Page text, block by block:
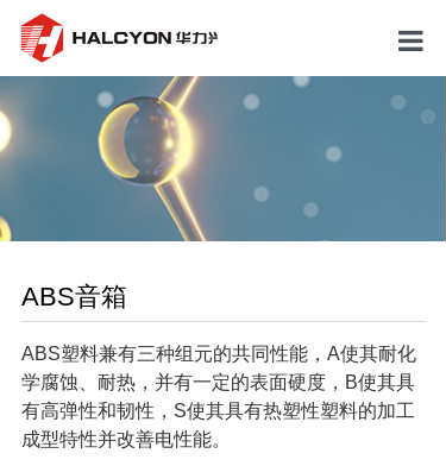
中欧(中国)
人才招聘
联系我们
ABS音箱
ABS塑料兼有三种组元的共同性能，A使其耐化
学腐蚀、耐热，并有一定的表面硬度，B使其具
有高弹性和韧性，S使其具有热塑性塑料的加工
成型特性并改善电性能。